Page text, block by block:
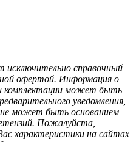
исключительно справочный
офертой. Информация о
комплектации может быть
уведомления,
может быть основанием
Пожалуйста,
характеристики на сайтах